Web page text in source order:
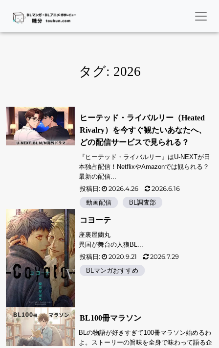
タグ: 2026
ヒーテッド・ライバルリー（Heated
Rivalry）を今すぐ観たいあなたへ、
どの配信サービスで見られる？
『ヒーテッド・ライバルリー』はU‑NEXTが日
本独占配信！NetflixやAmazonでは観られる？
最新の配信...
投稿日:
2026.4.26
2026.6.16
動画配信
BL調査部
コヨーテ
座裏屋蘭丸
異国が舞台の人狼BL...
投稿日:
2020.9.21
2026.7.29
BLマンガおすすめ
BL100冊マラソン
BLの物語が好きすぎて100冊マラソン始めるわ
よ。ストーリーの旨味を全身で味わって語る企